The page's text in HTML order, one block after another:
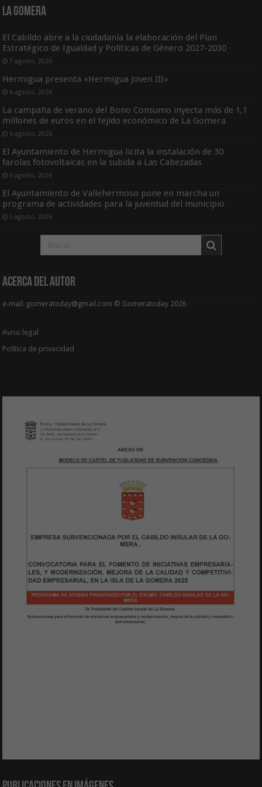
La Gomera
El Cabildo abre a la ciudadanía la elaboración del Plan
Estratégico de Igualdad y Políticas de Género 2027-2030
7 agosto, 2026
Hermigua presenta «Hermigua Joven III»
6 agosto, 2026
La campaña de verano del Bono Consumo inyecta más de 1,1
millones de euros en el tejido económico de La Gomera
6 agosto, 2026
El Ayuntamiento de Hermigua licita la instalación de 30
farolas fotovoltaicas en la subida a Las Cabezadas
6 agosto, 2026
El Ayuntamiento de Vallehermoso pone en marcha un
programa de actividades para la juventud del municipio
5 agosto, 2026
Acerca del Autor
e-mail: gomeratoday@gmail.com © Gomeratoday 2026
Aviso legal
Política de privacidad